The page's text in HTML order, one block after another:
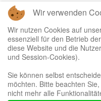
Ausbildung
Jugend
Bootstrapis a front-end
License.
Wir verwenden
Wir nutzen Cookies auf
essenziell für den Betrieb
diese Website und die
und Session-Cookies).
Sie können selbst
möchten. Bitte beachten
nicht mehr alle